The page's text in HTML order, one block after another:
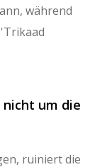
während
um die
ruiniert die